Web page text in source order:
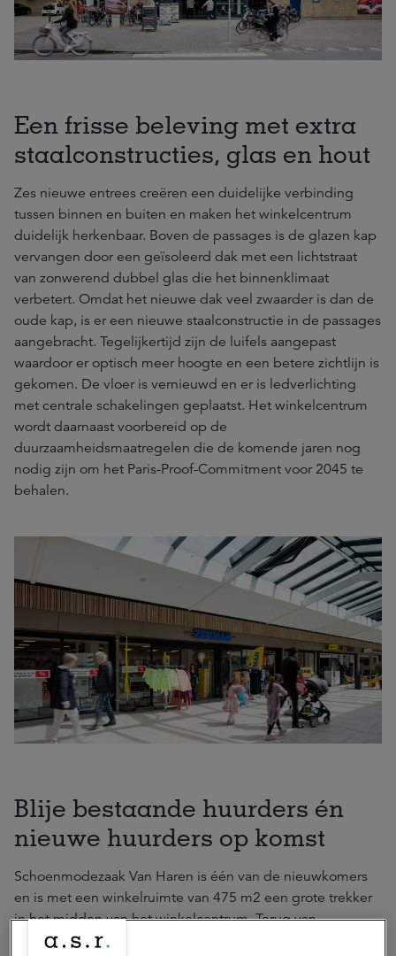
Een frisse beleving met extra
staalconstructies, glas en hout
Zes nieuwe entrees creëren een duidelijke verbinding
tussen binnen en buiten en maken het winkelcentrum
duidelijk herkenbaar. Boven de passages is de glazen kap
vervangen door een geïsoleerd dak met een lichtstraat
van zonwerend dubbel glas die het binnenklimaat
verbetert. Omdat het nieuwe dak veel zwaarder is dan de
oude kap, is er een nieuwe staalconstructie in de passages
aangebracht. Tegelijkertijd zijn de luifels aangepast
waardoor er optisch meer hoogte en een betere zichtlijn is
gekomen. De vloer is vernieuwd en er is ledverlichting
met centrale schakelingen geplaatst. Het winkelcentrum
wordt daarnaast voorbereid op de
duurzaamheidsmaatregelen die de komende jaren nog
nodig zijn om het Paris-Proof-Commitment voor 2045 te
behalen.
Blije bestaande huurders én
nieuwe huurders op komst
Schoenmodezaak Van Haren is één van de nieuwkomers
en is met een winkelruimte van 475 m2 een grote trekker
in het midden van het winkelcentrum. Terug van
weggeweest is de Handyman. Visspeciaalzaak Vistrend,